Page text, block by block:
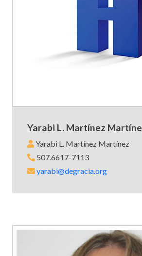
Yarabi L. Martínez
Yarabi L. Martínez Martínez
507.6617-7113
yarabi@degracia.org